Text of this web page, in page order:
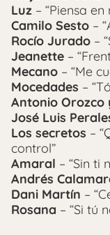
Luz – “Piensa en
Camilo Sesto –
Rocío Jurado –
Jeanette –
Mecano – “Me
Mocedades –
Antonio Orozco
José Luis
Los secretos –
control”
Amaral – “Sin ti
Andrés
Dani Martín –
Rosana – “Si tú